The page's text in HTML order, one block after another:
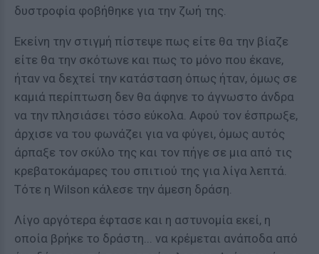
δυστροφία φοβήθηκε για την ζωή της.
Εκείνη την στιγμή πίστεψε πως είτε θα την βίαζε
είτε θα την σκότωνε και πως το μόνο που έκανε,
ήταν να δεχτεί την κατάσταση όπως ήταν, όμως σε
καμιά περίπτωση δεν θα άφηνε το άγνωστο άνδρα
να την πλησιάσει τόσο εύκολα. Αφού τον έσπρωξε,
άρχισε να του φωνάζει για να φύγει, όμως αυτός
άρπαξε τον σκύλο της και τον πήγε σε μια από τις
κρεβατοκάμαρες του σπιτιού της για λίγα λεπτά.
Τότε η Wilson κάλεσε την άμεση δράση.
Λίγο αργότερα έφτασε και η αστυνομία εκεί, η
οποία βρήκε το δράστη... να κρέμεται ανάποδα από